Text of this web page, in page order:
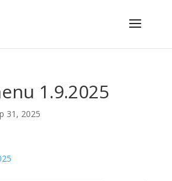
1.9.2025
31, 2025